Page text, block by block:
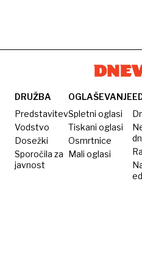
DRUŽBA
Predstavitev
Vodstvo
Dosežki
Sporočila za
javnost
OGLAŠEVANJE
Spletni oglasi
Tiskani oglasi
Osmrtnice
Mali oglasi